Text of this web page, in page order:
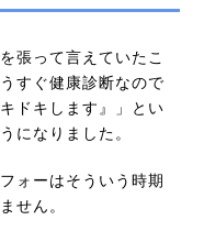
張って言えていたこ
すぐ健康診断なので
ドキします』」とい
になりました。
ォーはそういう時期
せん。